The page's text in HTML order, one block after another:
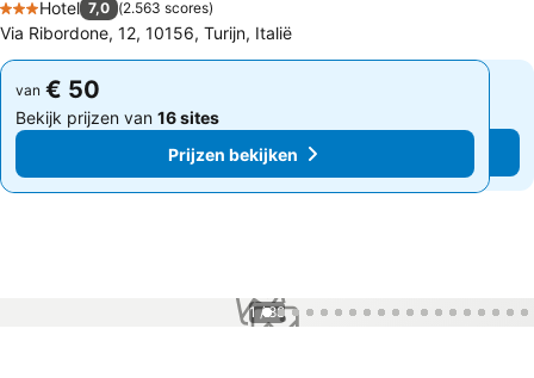
3 Sterren
Hotel 7,0 (2.563 scores)
Via Ribordone, 12, 10156, Turijn, Italië
van € 50
Bekijk prijzen van 16 sites
Prijzen bekijken
van € 50
Bekijk prijzen van 16 sites
Prijzen bekijken
1 / 88